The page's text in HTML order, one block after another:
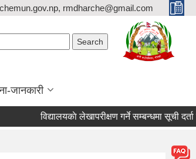
rmdharche@gmail.com
जानकारी
विद्यालयकाे लेखापरीक्षण गर्ने सम्बन्धमा सूची दर्ता गर्ने